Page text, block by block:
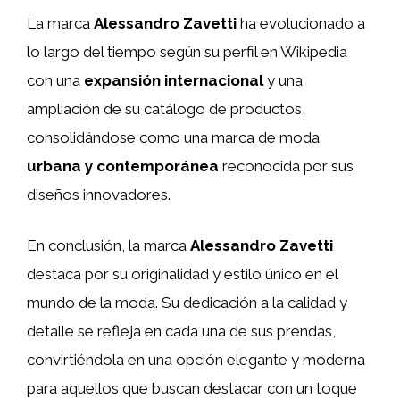
La marca Alessandro Zavetti ha evolucionado a
lo largo del tiempo según su perfil en Wikipedia
con una expansión internacionaly una
ampliación de su catálogo de productos,
consolidándose como una marca de moda
urbana y contemporánea reconocida por sus
diseños innovadores.
En conclusión, la marca Alessandro Zavetti
destaca por su originalidad y estilo único en el
mundo de la moda. Su dedicación a la calidad y
detalle se refleja en cada una de sus prendas,
convirtiéndola en una opción elegante y moderna
para aquellos que buscan destacar con un toque